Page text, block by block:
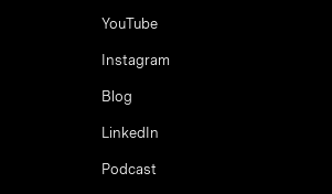
YouTube
Instagram
Blog
LinkedIn
Podcast